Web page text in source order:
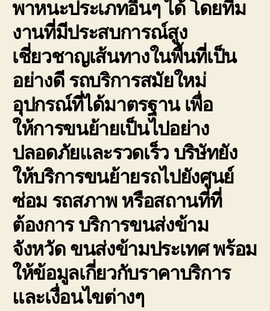
พาหนะประเภทอื่นๆ ได้ โดยทีม
งานที่มีประสบการณ์สูง
เชี่ยวชาญเส้นทางในพื้นที่เป็น
อย่างดี รถบริการสมัยใหม่
อุปกรณ์ที่ได้มาตรฐาน เพื่อ
ให้การขนย้ายเป็นไปอย่าง
ปลอดภัยและรวดเร็ว บริษัทยัง
ให้บริการขนย้ายรถไปยังศูนย์
ซ่อม รถสภาพ หรือสถานที่ที่
ต้องการ บริการขนส่งข้าม
จังหวัด ขนส่งข้ามประเทศ พร้อม
ให้ข้อมูลเกี่ยวกับราคาบริการ
และเงื่อนไขต่างๆ